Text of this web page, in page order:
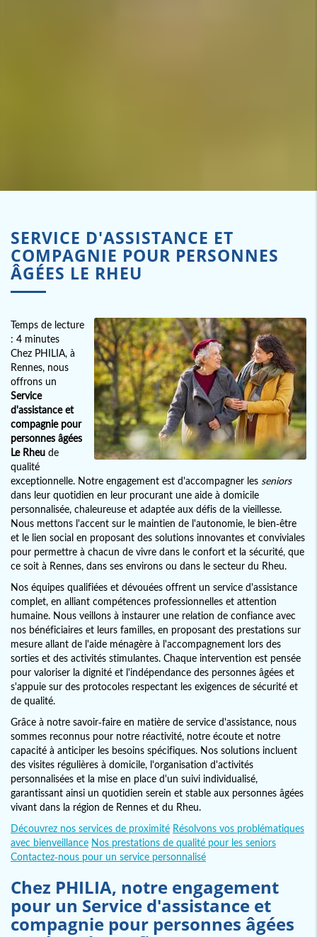
SERVICE D'ASSISTANCE ET
COMPAGNIE POUR PERSONNES
ÂGÉES LE RHEU
Temps de lecture
: 4 minutes
Chez PHILIA, à
Rennes, nous
offrons un
Service
d'assistance et
compagnie pour
personnes âgées
Le Rheu de
qualité
exceptionnelle. Notre engagement est d'accompagner les seniors
dans leur quotidien en leur procurant une aide à domicile
personnalisée, chaleureuse et adaptée aux défis de la vieillesse.
Nous mettons l'accent sur le maintien de l'autonomie, le bien-être
et le lien social en proposant des solutions innovantes et conviviales
pour permettre à chacun de vivre dans le confort et la sécurité, que
ce soit à Rennes, dans ses environs ou dans le secteur du Rheu.
Nos équipes qualifiées et dévouées offrent un service d'assistance
complet, en alliant compétences professionnelles et attention
humaine. Nous veillons à instaurer une relation de confiance avec
nos bénéficiaires et leurs familles, en proposant des prestations sur
mesure allant de l'aide ménagère à l'accompagnement lors des
sorties et des activités stimulantes. Chaque intervention est pensée
pour valoriser la dignité et l'indépendance des personnes âgées et
s'appuie sur des protocoles respectant les exigences de sécurité et
de qualité.
Grâce à notre savoir-faire en matière de service d'assistance, nous
sommes reconnus pour notre réactivité, notre écoute et notre
capacité à anticiper les besoins spécifiques. Nos solutions incluent
des visites régulières à domicile, l'organisation d'activités
personnalisées et la mise en place d'un suivi individualisé,
garantissant ainsi un quotidien serein et stable aux personnes âgées
vivant dans la région de Rennes et du Rheu.
Découvrez nos services de proximité Résolvons vos problématiques
avec bienveillance Nos prestations de qualité pour les seniors
Contactez-nous pour un service personnalisé
Chez PHILIA, notre engagement
pour un Service d'assistance et
compagnie pour personnes âgées